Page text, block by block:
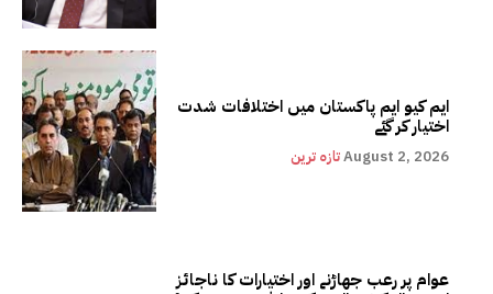
ایم کیو ایم پاکستان میں اختلافات شدت
اختیار کر گئے
تازہ ترینAugust 2, 2026
عوام پر رعب جھاڑنے اور اختیارات کا ناجائز